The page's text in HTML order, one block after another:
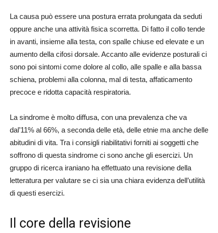
La causa può essere una postura errata prolungata da seduti
oppure anche una attività fisica scorretta. Di fatto il collo tende
in avanti, insieme alla testa, con spalle chiuse ed elevate e un
aumento della cifosi dorsale. Accanto alle evidenze posturali ci
sono poi sintomi come dolore al collo, alle spalle e alla bassa
schiena, problemi alla colonna, mal di testa, affaticamento
precoce e ridotta capacità respiratoria.
La sindrome è molto diffusa, con una prevalenza che va
dal’11% al 66%, a seconda delle età, delle etnie ma anche delle
abitudini di vita. Tra i consigli riabilitativi forniti ai soggetti che
soffrono di questa sindrome ci sono anche gli esercizi. Un
gruppo di ricerca iraniano ha effettuato una revisione della
letteratura per valutare se ci sia una chiara evidenza dell’utilità
di questi esercizi.
Il core della revisione